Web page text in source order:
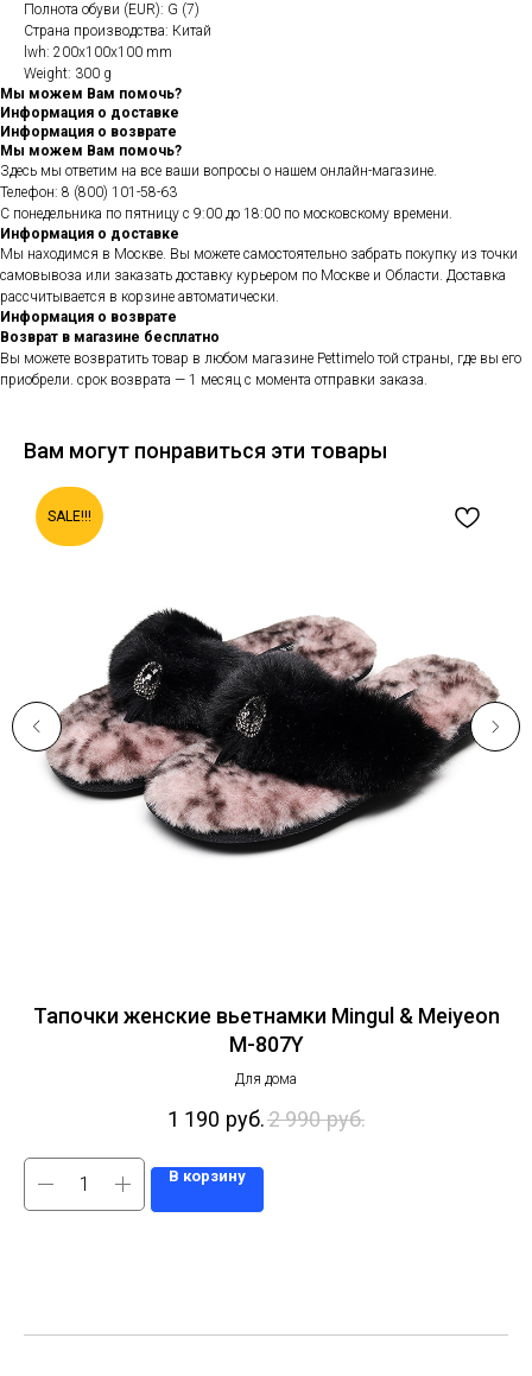
Полнота обуви (EUR): G (7)
Страна производства: Китай
lwh: 200x100x100 mm
Weight: 300 g
Мы можем Вам помочь?
Информация о доставке
Информация о возврате
Мы можем Вам помочь?
Здесь мы ответим на все ваши вопросы о нашем онлайн-магазине.
Телефон: 8 (800) 101-58-63
С понедельника по пятницу с 9:00 до 18:00 по московскому времени.
Информация о доставке
Мы находимся в Москве. Вы можете самостоятельно забрать покупку из точки
самовывоза или заказать доставку курьером по Москве и Области. Доставка
рассчитывается в корзине автоматически.
Информация о возврате
Возврат в магазине бесплатно
Вы можете возвратить товар в любом магазине Pettimelo той страны, где вы его
приобрели. срок возврата — 1 месяц с момента отправки заказа.
Вам могут понравиться эти товары
SALE!!!
Тапочки женские вьетнамки Mingul & Meiyeon
M-807Y
Для дома
1 190 руб.2 990 руб.
В корзину